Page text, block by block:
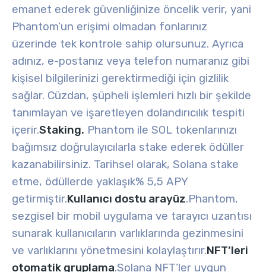
emanet ederek güvenliğinize öncelik verir, yani
Phantom’un erişimi olmadan fonlarınız
üzerinde tek kontrole sahip olursunuz. Ayrıca
adınız, e-postanız veya telefon numaranız gibi
kişisel bilgilerinizi gerektirmediği için gizlilik
sağlar. Cüzdan, şüpheli işlemleri hızlı bir şekilde
tanımlayan ve işaretleyen dolandırıcılık tespiti
içerir.Staking. Phantom ile SOL tokenlarınızı
bağımsız doğrulayıcılarla stake ederek ödüller
kazanabilirsiniz. Tarihsel olarak, Solana stake
etme, ödüllerde yaklaşık% 5,5 APY
getirmiştir.Kullanıcı dostu arayüz.Phantom,
sezgisel bir mobil uygulama ve tarayıcı uzantısı
sunarak kullanıcıların varlıklarında gezinmesini
ve varlıklarını yönetmesini kolaylaştırır.NFT’leri
otomatik gruplama.Solana NFT’ler uygun